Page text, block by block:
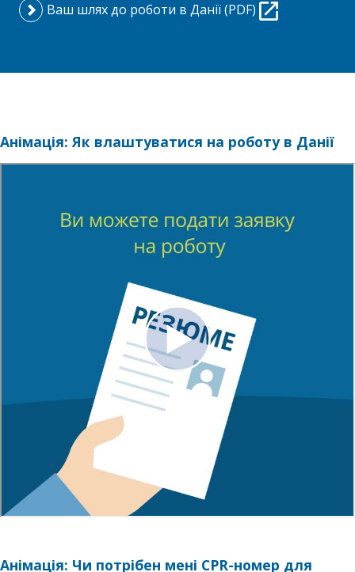
Ваш шлях до роботи в Данії (PDF)
Анімація: Як влаштуватися на роботу в Данії
Анімація: Чи потрібен мені CPR-номер для